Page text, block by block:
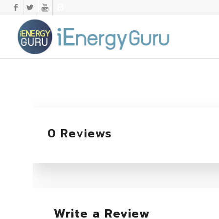
0 Reviews
Write a Review